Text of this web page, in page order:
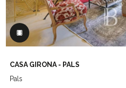
CASA GIRONA - PALS
Pals